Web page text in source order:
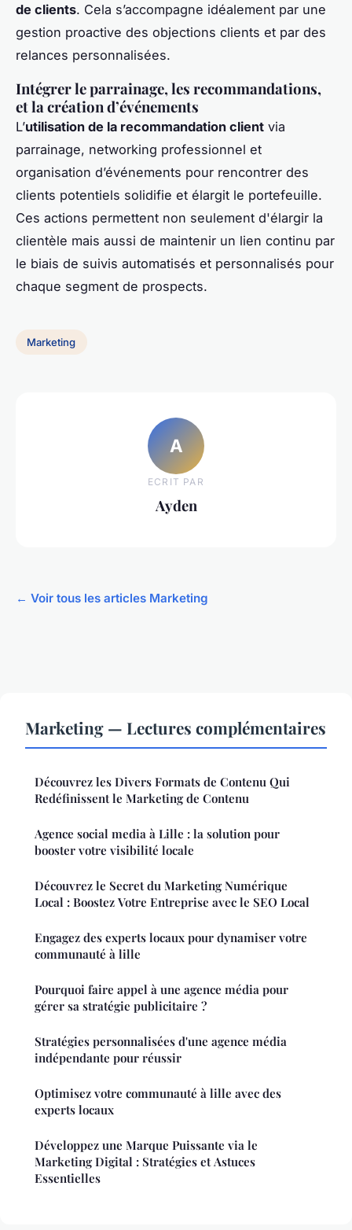
de clients. Cela s’accompagne idéalement par une
gestion proactive des objections clients et par des
relances personnalisées.
Intégrer le parrainage, les recommandations,
et la création d’événements
L’utilisation de la recommandation client via
parrainage, networking professionnel et
organisation d’événements pour rencontrer des
clients potentiels solidifie et élargit le portefeuille.
Ces actions permettent non seulement d'élargir la
clientèle mais aussi de maintenir un lien continu par
le biais de suivis automatisés et personnalisés pour
chaque segment de prospects.
Marketing
A
ECRIT PAR
Ayden
← Voir tous les articles Marketing
Marketing — Lectures complémentaires
Découvrez les Divers Formats de Contenu Qui
Redéfinissent le Marketing de Contenu
Agence social media à Lille : la solution pour
booster votre visibilité locale
Découvrez le Secret du Marketing Numérique
Local : Boostez Votre Entreprise avec le SEO Local
Engagez des experts locaux pour dynamiser votre
communauté à lille
Pourquoi faire appel à une agence média pour
gérer sa stratégie publicitaire ?
Stratégies personnalisées d'une agence média
indépendante pour réussir
Optimisez votre communauté à lille avec des
experts locaux
Développez une Marque Puissante via le
Marketing Digital : Stratégies et Astuces
Essentielles